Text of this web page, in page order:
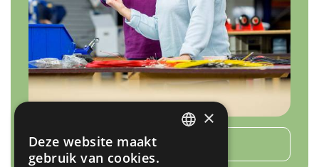
Terug naar overzicht
×
Deze website maakt
gebruik van cookies.